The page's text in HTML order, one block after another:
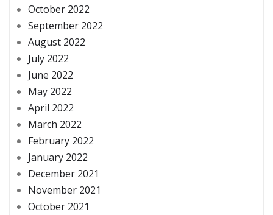
October 2022
September 2022
August 2022
July 2022
June 2022
May 2022
April 2022
March 2022
February 2022
January 2022
December 2021
November 2021
October 2021